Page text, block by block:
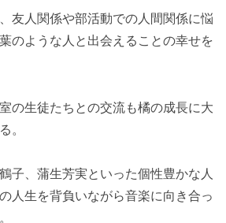
友人関係や部活動での人間関係に悩
のような人と出会えることの幸せを
の生徒たちとの交流も橘の成長に大
。
子、蒲生芳実といった個性豊かな人
人生を背負いながら音楽に向き合っ